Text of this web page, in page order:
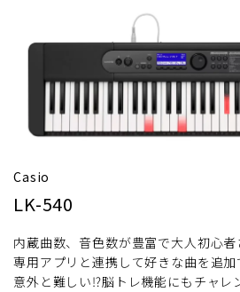
Casio
LK-540
内蔵曲数、音色数が豊富で大人初心者
専用アプリと連携して好きな曲を追加
意外と難しい⁉脳トレ機能にもチャレ